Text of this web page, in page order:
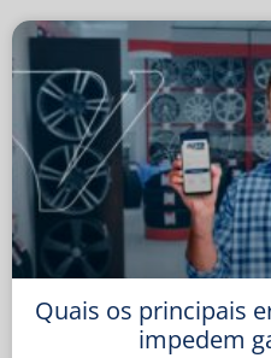
Quais os principais
impedem